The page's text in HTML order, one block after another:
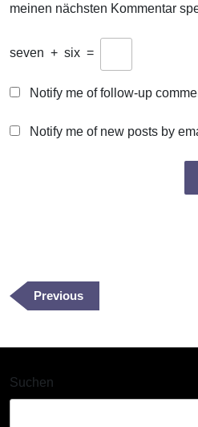
meinen nächsten Kommentar
seven + six =
Notify me of follow-up
Notify me of new posts by
Previous
Post
Previous
Suchen